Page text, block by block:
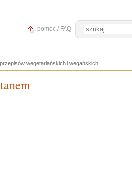
pomoc / FAQ
wegetariańskich i wegańskich